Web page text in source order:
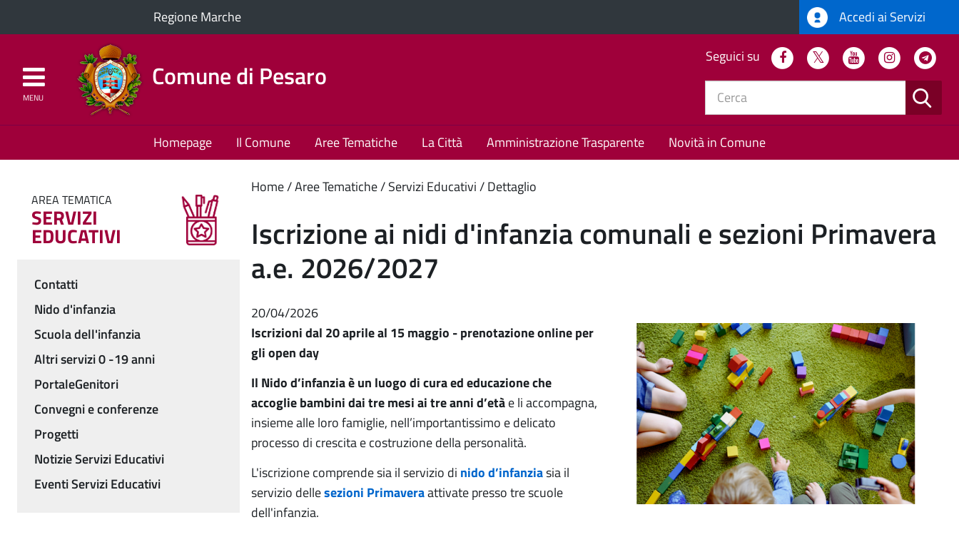
Regione Marche Accedi ai Servizi
Comune di Pesaro
Seguici su FacebookTwitter Youtube Instagram
MENU
Homepage Il Comune Aree Tematiche La Città Amministrazione Trasparente Novità in Comune
Contenuto
principale
Home Aree Tematiche Servizi Educativi Dettaglio
Iscrizione ai nidi d'infanzia comunali e sezioni Primavera
a.e. 2026/2027
20/04/2026
Iscrizioni dal 20 aprile al 15 maggio - prenotazione online per
gli open day
Il Nido d’infanzia è un luogo di cura ed educazione che
accoglie bambini dai tre mesi ai tre anni d’etàe li accompagna,
insieme alle loro famiglie, nell’importantissimo e delicato
processo di crescita e costruzione della personalità.
L'iscrizione comprende sia il servizio di nido d’infanziasia il
servizio dellesezioni Primaveraattivate presso tre scuole
dell'infanzia.
AREA TEMATICA
SERVIZI
EDUCATIVI
Menu
Contatti
Nido d'infanzia
Scuola dell'infanzia
Altri servizi 0 -19 anni
PortaleGenitori
Convegni e conferenze
Progetti
Notizie Servizi Educativi
Eventi Servizi Educativi